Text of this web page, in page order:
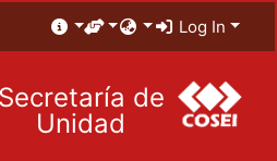
Log In
Secretaría de
Unidad